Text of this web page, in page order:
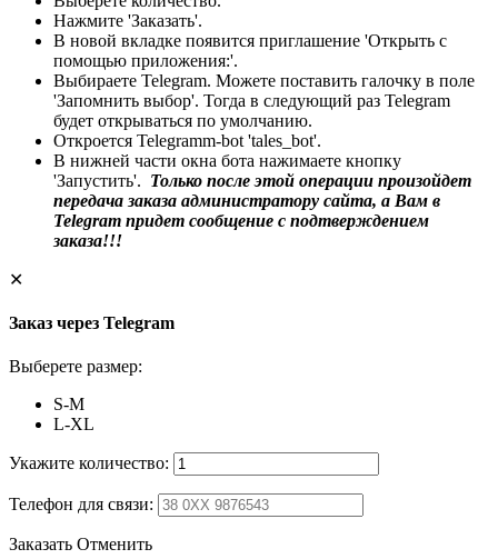
Нажмите 'Заказать'.
В новой вкладке появится приглашение 'Открыть с
помощью приложения:'.
Выбираете Telegram. Можете поставить галочку в поле
'Запомнить выбор'. Тогда в следующий раз Telegram
будет открываться по умолчанию.
Откроется Telegramm-bot 'tales_bot'.
В нижней части окна бота нажимаете кнопку
'Запустить'. Только после этой операции произойдет
передача заказа администратору сайта, а Вам в
Telegram придет сообщение с подтверждением
заказа!!!
✕
Заказ через Telegram
Выберете размер:
S-M
L-XL
Укажите количество:
Телефон для связи:
Заказать Отменить